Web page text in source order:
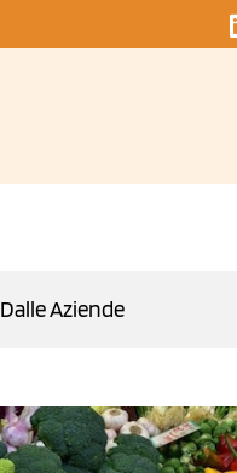
Dalle Aziende